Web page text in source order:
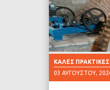
ΚΑΛΈΣ
03 ΑΥΓΟΎΣΤΟΥ,